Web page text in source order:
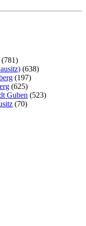
(781)
(638)
(197)
(625)
Guben (523)
(70)